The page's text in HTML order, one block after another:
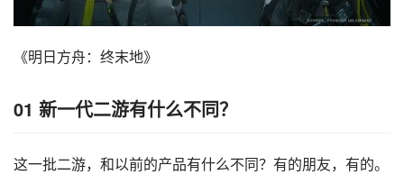
《明日方舟：终末地》
01 新一代二游有什么不同？
这一批二游，和以前的产品有什么不同？有的朋友，有的。